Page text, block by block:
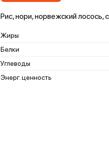
Рис, нори, норвежский лосось,
Жиры
Белки
Углеводы
Энерг. ценность